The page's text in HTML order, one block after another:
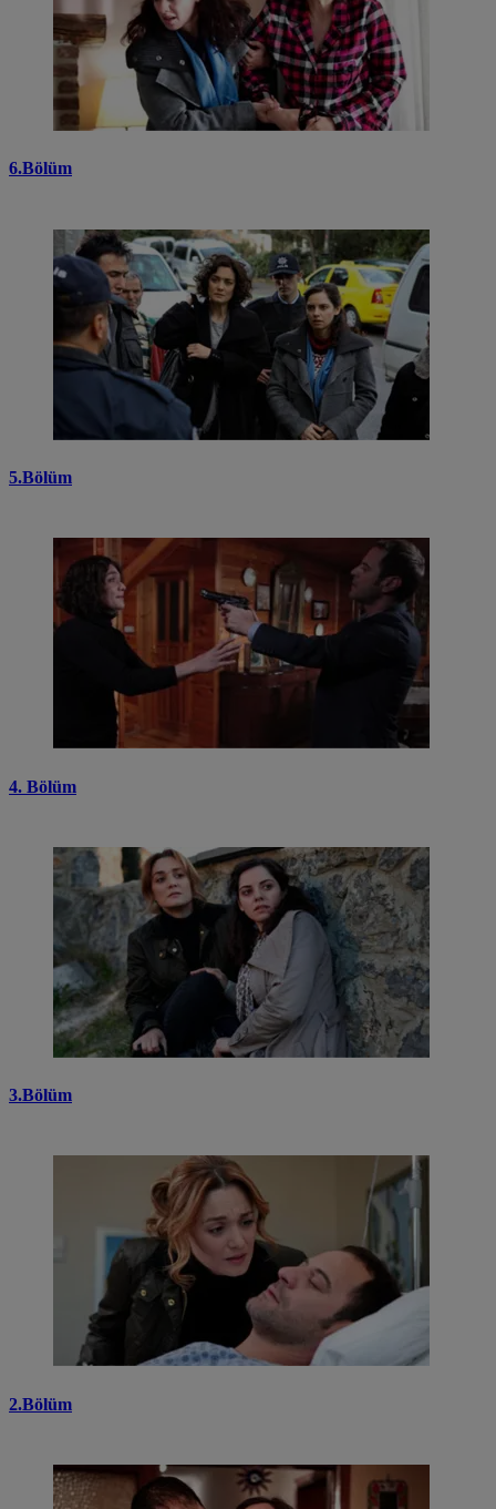
6.Bölüm
5.Bölüm
4. Bölüm
3.Bölüm
2.Bölüm